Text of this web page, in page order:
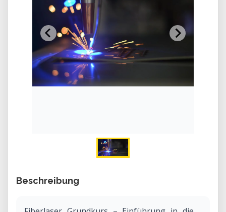
Beschreibung